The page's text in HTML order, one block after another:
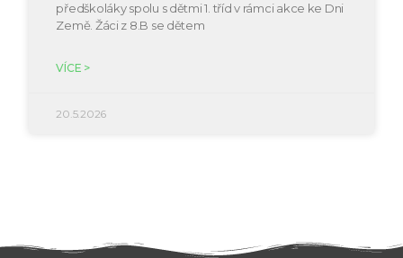
předškoláky spolu s dětmi 1. tříd v rámci akce ke Dni
Země. Žáci z 8.B se dětem
VÍCE >
20.5.2026